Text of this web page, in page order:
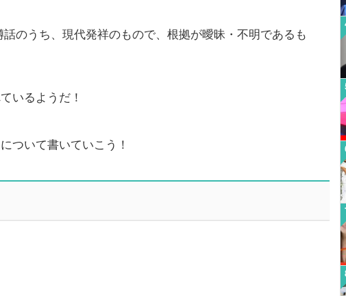
のうち、現代発祥のもので、根拠が曖昧・不明であるも
いるようだ！
ついて書いていこう！